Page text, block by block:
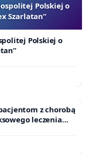
Polskiej o
Szarlatan”
Polskiej o
z chorobą
leczenia